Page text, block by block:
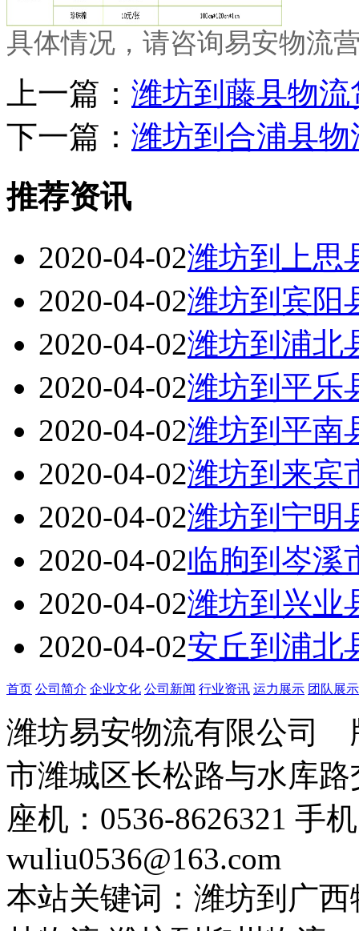
具体情况，请咨询易安物流
上一篇： 潍坊到藤县物
下一篇： 潍坊到合浦县
推荐资讯
2020-04-02潍坊到上思
2020-04-02潍坊到宾阳
2020-04-02潍坊到浦北
2020-04-02潍坊到平乐
2020-04-02潍坊到平南
2020-04-02潍坊到来宾
2020-04-02潍坊到宁明
2020-04-02临朐到岑溪
2020-04-02潍坊到兴业
2020-04-02安丘到浦北
首页 公司简介 企业文化 公司新闻 行业资讯 运力展示 团队展示
潍坊易安物流有限公
市潍城区长松路与水库
座机：0536-8626321 手
wuliu0536@163.com
本站关键词：潍坊到广